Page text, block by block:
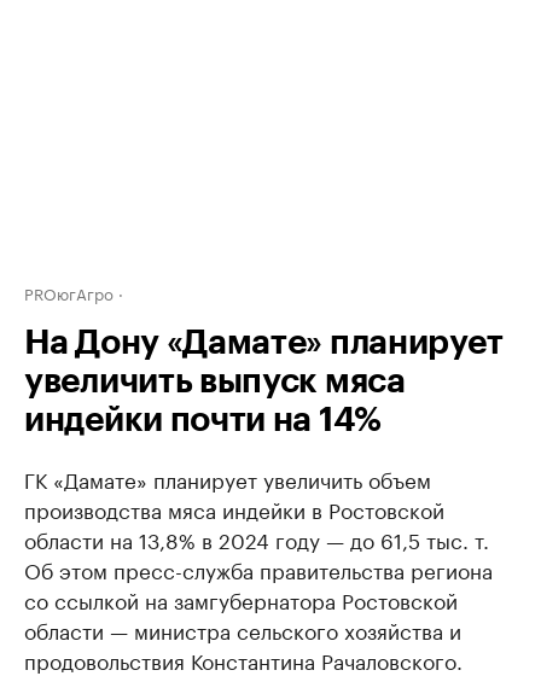
PROюгАгро
На Дону «Дамате» планирует
увеличить выпуск мяса
индейки почти на 14%
ГК «Дамате» планирует увеличить объем
производства мяса индейки в Ростовской
области на 13,8% в 2024 году — до 61,5 тыс. т.
Об этом пресс-служба правительства региона
со ссылкой на замгубернатора Ростовской
области — министра сельского хозяйства и
продовольствия Константина Рачаловского.